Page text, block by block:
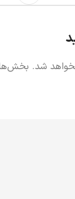
شد.